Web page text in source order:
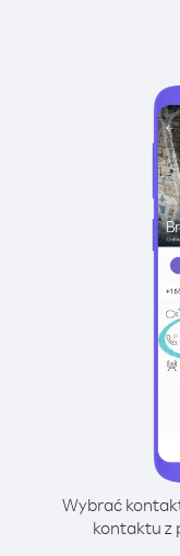
Wybrać
kontaktu z